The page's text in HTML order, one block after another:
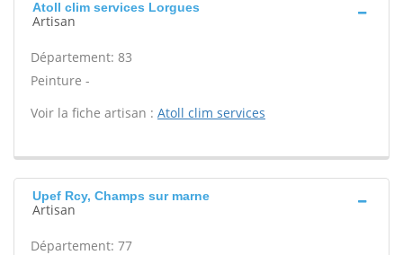
Atoll clim services Lorgues
Artisan
Département: 83
Peinture -
Voir la fiche artisan : Atoll clim services
Upef Rcy, Champs sur marne
Artisan
Département: 77